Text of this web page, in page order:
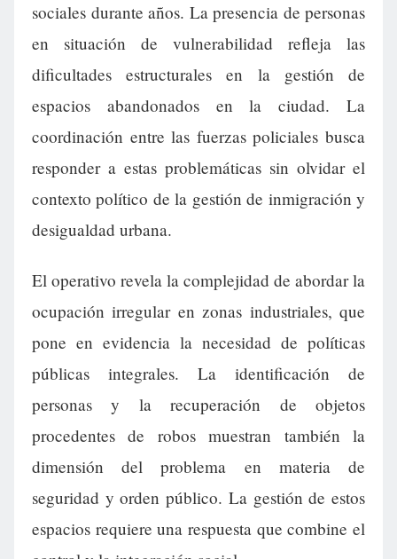
sociales durante años. La presencia de personas
en situación de vulnerabilidad refleja las
dificultades estructurales en la gestión de
espacios abandonados en la ciudad. La
coordinación entre las fuerzas policiales busca
responder a estas problemáticas sin olvidar el
contexto político de la gestión de inmigración y
desigualdad urbana.
El operativo revela la complejidad de abordar la
ocupación irregular en zonas industriales, que
pone en evidencia la necesidad de políticas
públicas integrales. La identificación de
personas y la recuperación de objetos
procedentes de robos muestran también la
dimensión del problema en materia de
seguridad y orden público. La gestión de estos
espacios requiere una respuesta que combine el